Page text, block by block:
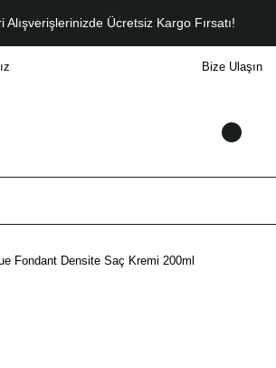
Alışverişlerinizde Ücretsiz Kargo Fırsatı!
Bize Ulaşın